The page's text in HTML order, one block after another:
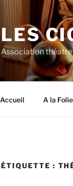
LES
Association
Accueil A la Folie
ÉTIQUETTE :